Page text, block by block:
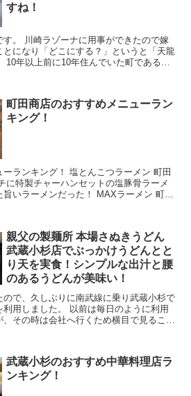
すね！
。 川崎ラゾーナに用事ができたので嫁
になり「どこにする？」というと「天龍
10年以上前に10年住んでいた町である川
町田商店のおすすめメニューラン
キング！
ランキング！ 塩とんこつラーメン 町田
に特製チャーハンセットの塩豚骨ラーメ
ンだった！ MAXラーメン 町田
親父の製麺所 本場さぬきうどん
武蔵小杉店でぶっかけうどんとと
り天を実食！シンプルな出汁と腰
のあるうどんが美味い！
で、久しぶりに南武線に乗り武蔵小杉で
用しました。 以前は毎日のように利用
その時は会社へ行くため横目で見ること
武蔵小杉のおすすめ中華料理店ラ
ンキング！